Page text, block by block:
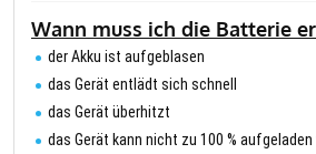
Wann muss ich die Batterie
der Akku ist aufgeblasen
das Gerät entlädt sich schnell
das Gerät überhitzt
das Gerät kann nicht zu 100 % aufgeladen